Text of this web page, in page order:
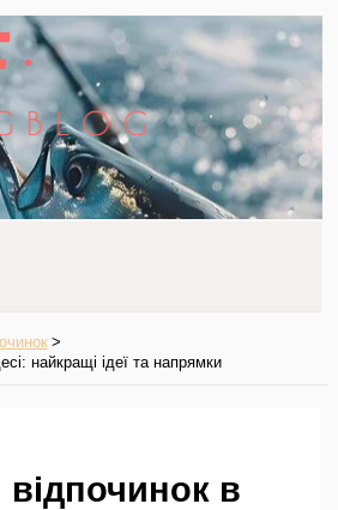
найкращі ідеї та напрямки
в